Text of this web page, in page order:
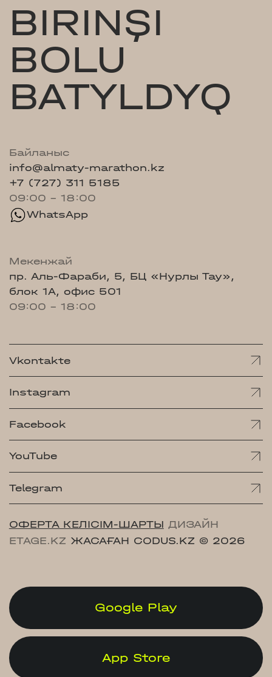
BIRINŞI
BOLU
BATYLDYQ
Байланыс
info@almaty-marathon.kz
+7 (727) 311 5185
09:00 - 18:00
WhatsApp
Мекенжай
пр. Аль-Фараби, 5, БЦ «Нурлы Тау»,
блок 1А, офис 501
09:00 - 18:00
Vkontakte
Instagram
Facebook
YouTube
Telegram
ОФЕРТА КЕЛІСІМ-ШАРТЫ ДИЗАЙН
ETAGE.KZ ЖАСАҒАН CODUS.KZ © 2026
Google Play
App Store